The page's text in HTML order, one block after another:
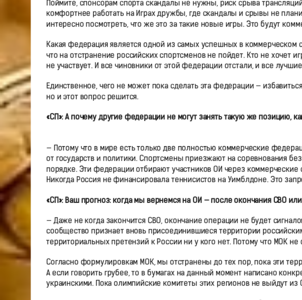
Поймите, спонсорам спорта скандалы не нужны, риск срыва
комфортнее работать на Играх дружбы, где скандалы и срывы не
интересно посмотреть, что же это за такие новые игры. Это будут
Какая федерация является одной из самых успешных в коммерческом
что на отстранение российских спортсменов не пойдет. Кто не хочет
не участвует. И все чиновники от этой федерации отстали, и все
Единственное, чего не может пока сделать эта федерации —
но и этот вопрос решится.
«СП»: А почему другие федерации не могут занять такую же позицию,
— Потому что в мире есть только две полностью коммерческие
от государств и политики. Спортсмены приезжают на соревнования
порядке. Эти федерации отбирают участников ОИ через коммерческие
Никогда Россия не финансировала теннисистов на Уимблдоне. Это
«СП»: Ваш прогноз: когда мы вернемся на ОИ — после окончания СВО
— Даже не когда закончится СВО, окончание операции не будет
сообщество признает вновь присоединившиеся территории
территориальных претензий к России ни у кого нет. Потому что МОК не
Согласно формулировкам МОК, мы отстранены до тех пор, пока эти
А если говорить грубее, то в бумагах на данный момент написано
украинскими. Пока олимпийские комитеты этих регионов не выйдут из